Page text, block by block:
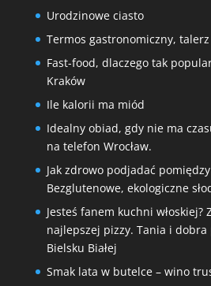
Urodzinowe ciasto
Termos gastronomiczny,
Fast-food, dlaczego tak
Kraków
Ile kalorii ma miód
Idealny obiad, gdy nie ma
na telefon Wrocław.
Jak zdrowo podjadać
Bezglutenowe, ekologiczne
Jesteś fanem kuchni włoskiej?
najlepszej pizzy. Tania i
Bielsku Białej
Smak lata w butelce – wino